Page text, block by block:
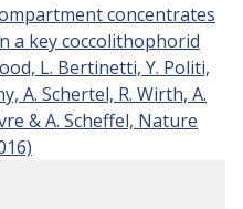
concentrates
a key coccolithophorid
L. Bertinetti, Y. Politi,
A. Schertel, R. Wirth, A.
& A. Scheffel, Nature